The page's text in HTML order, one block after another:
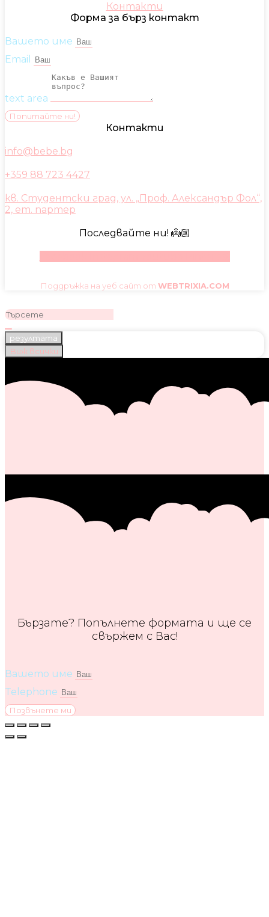
Контакти
Форма за бърз контакт
Вашето име
Email
text area
Попитайте ни!
Контакти
info@bebe.bg
+359 88 723 4427
кв. Студентски град, ул. „Проф. Александър Фол“,
2, ет. партер
Последвайте ни! 👼🏼
Поддръжка на уеб сайт от WEBTRIXIA.COM
резултата
Виж всички
Бързате? Попълнете формата и ще се
свържем с Вас!
Вашето име
Telephone
Позвънете ми